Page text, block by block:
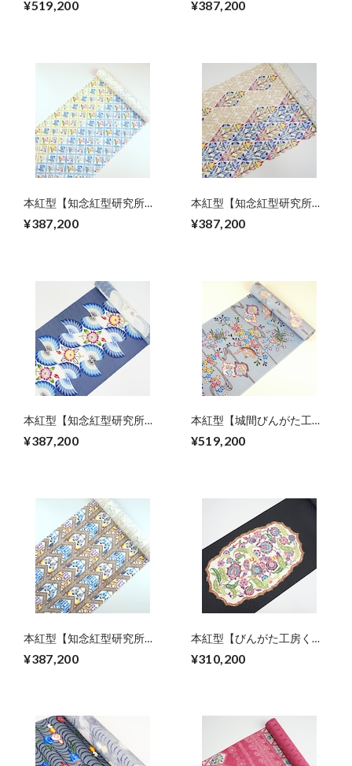
草 青色紅型(藍型)
¥519,200
ナ 六通柄
¥387,200
本紅型【知念紅型研究所】
¥387,200
本紅型【知念紅型研究所】
柄】
¥387,200
本紅型【知念紅型研究所】
紋】
¥387,200
本紅型【城間びんがた工
籠草花
¥519,200
本紅型【知念紅型研究所】
グチゲラ
¥387,200
本紅型【びんがた工房くん
¥310,200